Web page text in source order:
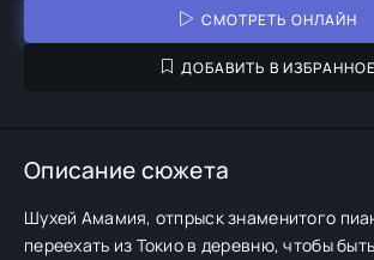
СМОТРЕТЬ ОНЛАЙН
ДОБАВИТЬ В ИЗБРАННОЕ
Описание сюжета
Шухей Амамия, отпрыск знаменитого
переехать из Токио в деревню, чтобы